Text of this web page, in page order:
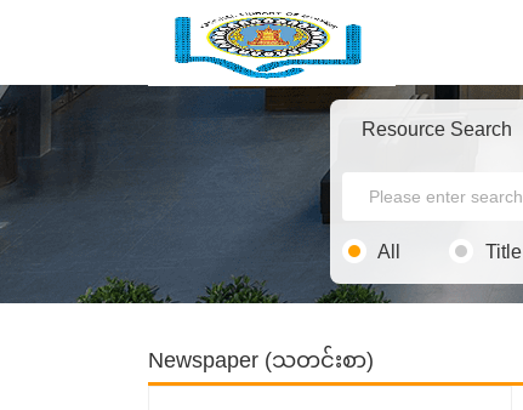
Resource Search
All Title
Newspaper (သတင်းစာ)